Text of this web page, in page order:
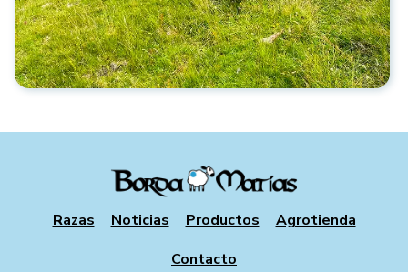
Razas Noticias Productos
Agrotienda
Contacto